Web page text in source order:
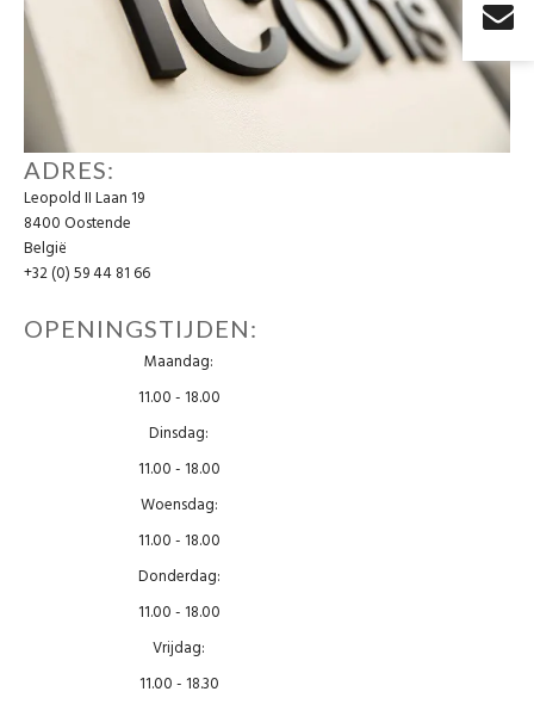
EYEWEAR
ADRES:
Leopold II Laan 19
8400 Oostende
België
+32 (0) 59 44 81 66
OPENINGSTIJDEN:
Maandag:
11.00 - 18.00
Dinsdag:
11.00 - 18.00
Woensdag:
11.00 - 18.00
Donderdag:
11.00 - 18.00
Vrijdag:
11.00 - 18.30